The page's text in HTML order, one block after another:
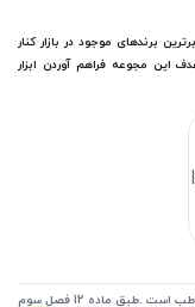
برندهای موجود در بازار کنار
مجوعه فراهم آوردن ابزار
کلیه حقوق مادی و معنوی این سایت متعلق به فروشگاه مانیاطب است .طبق ماده 12 فصل سوم